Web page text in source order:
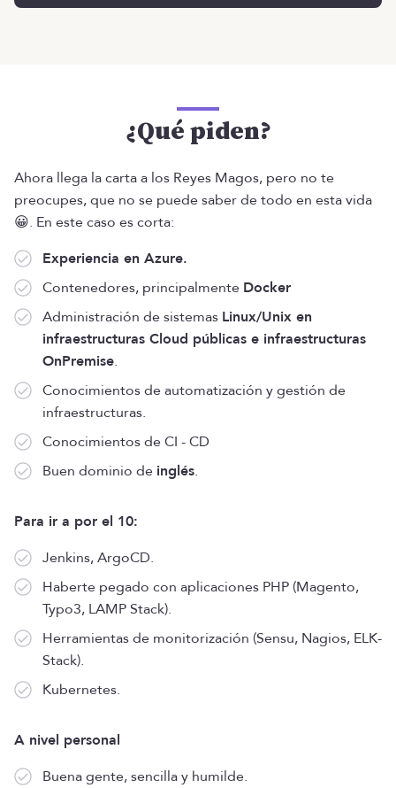
¿Qué piden?
Ahora llega la carta a los Reyes Magos, pero no te
preocupes, que no se puede saber de todo en esta vida
😀. En este caso es corta:
Experiencia en Azure.
Contenedores, principalmente Docker
Administración de sistemas Linux/Unix en
infraestructuras Cloud públicas e infraestructuras
OnPremise.
Conocimientos de automatización y gestión de
infraestructuras.
Conocimientos de CI - CD
Buen dominio de inglés.
Para ir a por el 10:
Jenkins, ArgoCD.
Haberte pegado con aplicaciones PHP (Magento,
Typo3, LAMP Stack).
Herramientas de monitorización (Sensu, Nagios, ELK-
Stack).
Kubernetes.
A nivel personal
Buena gente, sencilla y humilde.